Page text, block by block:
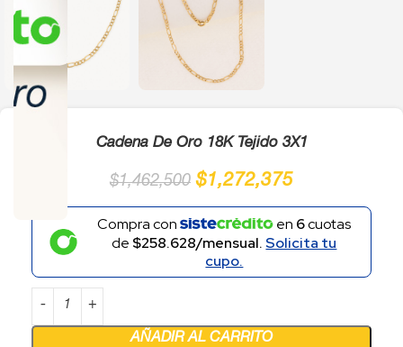
Cadena De Oro 18K Tejido 3X1
$1,462,500 $1,272,375
Compra con en 6cuotas
de $258.628/mensual.Solicita tu
cupo.
AÑADIR AL CARRITO